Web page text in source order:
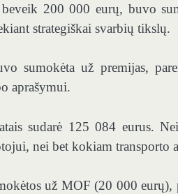
200 000 eurų, buvo
strategiškai svarbių tikslų.
sumokėta už premijas,
aprašymui.
sudarė 125 084 eurus.
nei bet kokiam transporto
už MOF (20 000